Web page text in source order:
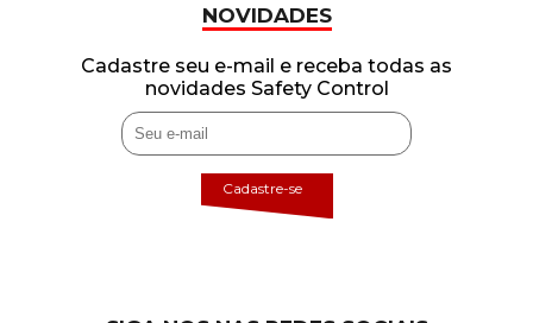
NOVIDADES
Cadastre seu e-mail e receba todas as
novidades Safety Control
Cadastre-se